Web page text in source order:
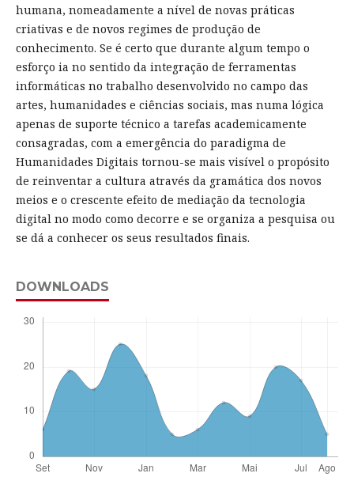
humana, nomeadamente a nível de novas práticas
criativas e de novos regimes de produção de
conhecimento. Se é certo que durante algum tempo o
esforço ia no sentido da integração de ferramentas
informáticas no trabalho desenvolvido no campo das
artes, humanidades e ciências sociais, mas numa lógica
apenas de suporte técnico a tarefas academicamente
consagradas, com a emergência do paradigma de
Humanidades Digitais tornou-se mais visível o propósito
de reinventar a cultura através da gramática dos novos
meios e o crescente efeito de mediação da tecnologia
digital no modo como decorre e se organiza a pesquisa ou
se dá a conhecer os seus resultados finais.
DOWNLOADS